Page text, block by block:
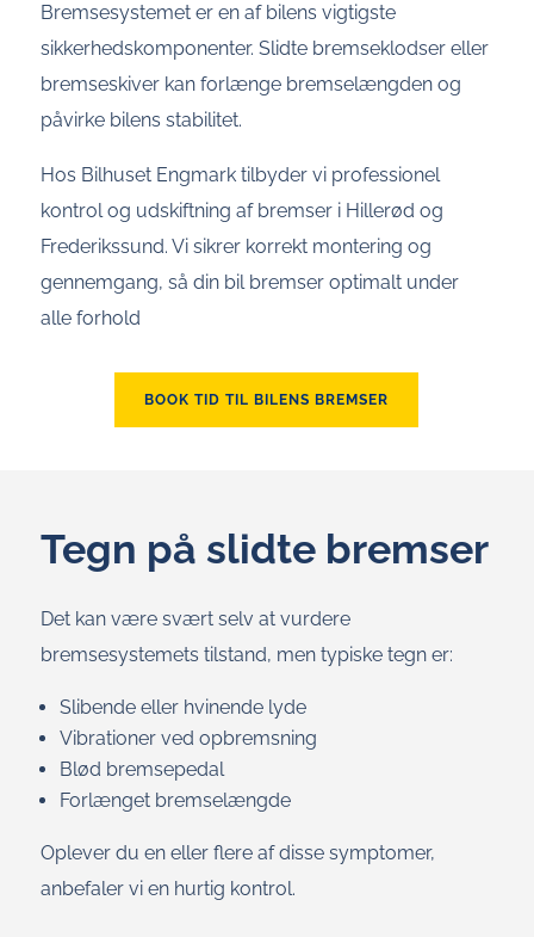
Bremsesystemet er en af bilens vigtigste
sikkerhedskomponenter. Slidte bremseklodser eller
bremseskiver kan forlænge bremselængden og
påvirke bilens stabilitet.
Hos Bilhuset Engmark tilbyder vi professionel
kontrol og udskiftning af bremser i Hillerød og
Frederikssund. Vi sikrer korrekt montering og
gennemgang, så din bil bremser optimalt under
alle forhold
BOOK TID TIL BILENS BREMSER
Tegn på slidte bremser
Det kan være svært selv at vurdere
bremsesystemets tilstand, men typiske tegn er:
Slibende eller hvinende lyde
Vibrationer ved opbremsning
Blød bremsepedal
Forlænget bremselængde
Oplever du en eller flere af disse symptomer,
anbefaler vi en hurtig kontrol.